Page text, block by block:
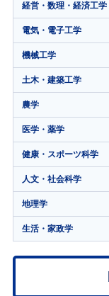
経営・数理・経済工学
電気・電子工学
機械工学
土木・建築工学
農学
医学・薬学
健康・スポーツ科学
人文・社会科学
地理学
生活・家政学